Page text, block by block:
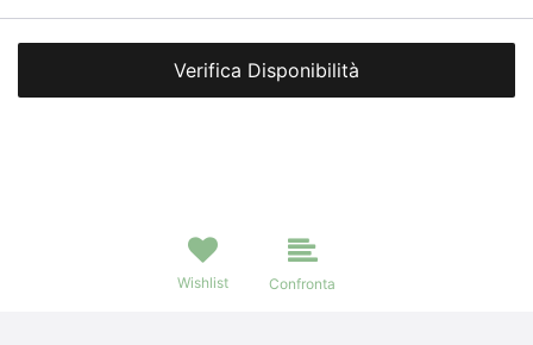
Verifica Disponibilità
Wishlist Confronta